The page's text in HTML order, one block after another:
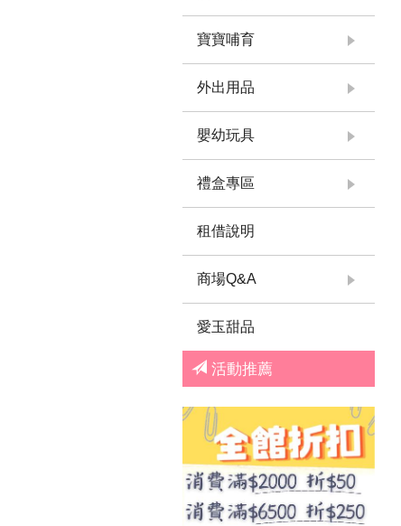
寶寶哺育
外出用品
嬰幼玩具
禮盒專區
租借說明
商場Q&A
愛玉甜品
活動推薦